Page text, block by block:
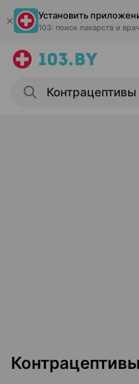
Установить
103: поиск лекарств и